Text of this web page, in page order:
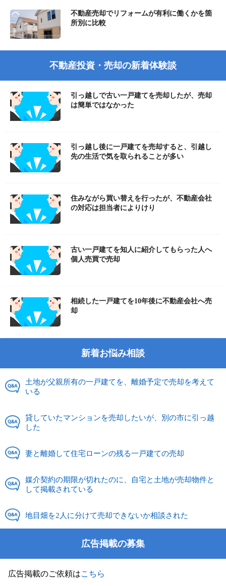
不動産売却でリフォームが有利に働くかを箇
所別に比較
不動産投資・売却の新着体験談
引っ越しで古い一戸建てを売却したが、売却
は簡単ではなかった
引っ越し後に一戸建てを売却すると、引越し
先の生活で気を取られることが多い
住みながら買い替えを行ったが、不動産会社
の対応は担当者によりけり
古い一戸建てを知人に紹介してもらった人へ
個人売買で売却
相続した一戸建てを10年後に不動産会社へ売
却
新着お悩み相談
土地が父親所有の一戸建てを、離婚予定で売却を考えて
いる
貸していたマンションを売却したいが、別の市に引っ越
した
妻と離婚して住宅ローンの残る一戸建ての売却
媒介契約の期限が切れたのに、自宅と土地が売却物件と
して掲載されている
地目畑を2人に分けて売却できないか相談された
広告掲載の募集
広告掲載のご依頼はこちら